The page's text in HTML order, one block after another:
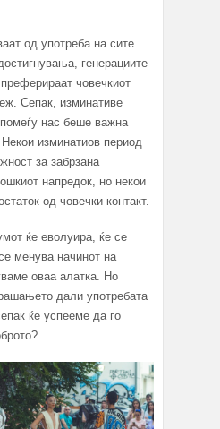
од употреба на сите
генерациите
човечкиот
Сепак, изминативе
нас беше важна
изминатиов период
за забрзана
напредок, но некои
од човечки контакт.
ќе еволуира, ќе се
менува начинот на
оваа алатка. Но
дали употребата
ќе успееме да го